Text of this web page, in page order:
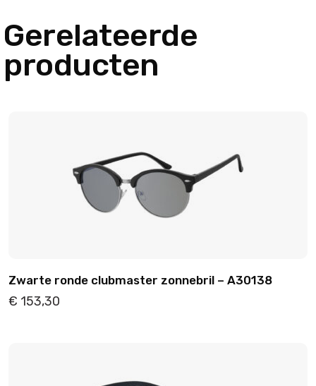
Gerelateerde
producten
Zwarte ronde clubmaster zonnebril – A30138
€ 153,30